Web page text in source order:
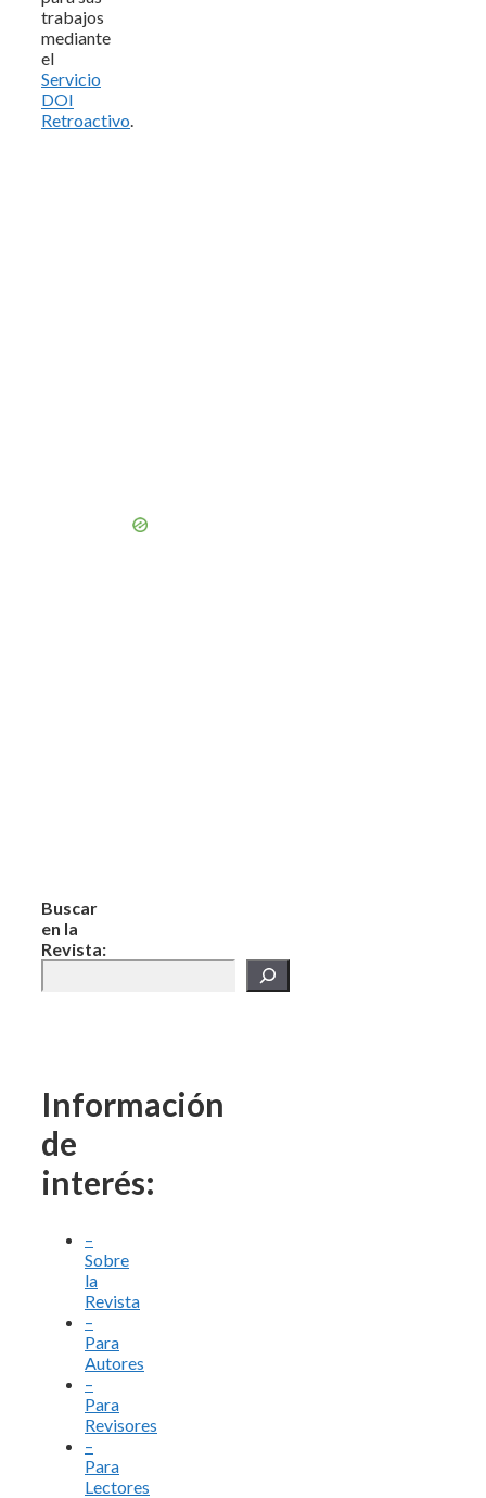
trabajos
mediante
el
Servicio
DOI
Retroactivo.
Buscar
en la
Revista:
Información
de
interés:
–
Sobre
la
Revista
–
Para
Autores
–
Para
Revisores
–
Para
Lectores